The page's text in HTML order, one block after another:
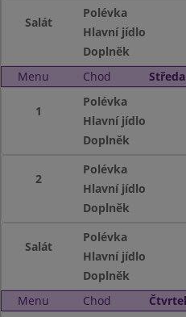
Salát
Polévka
Hlavní jídlo
Doplněk
Menu
Chod
1
Polévka
Hlavní jídlo
Doplněk
2
Polévka
Hlavní jídlo
Doplněk
Salát
Polévka
Hlavní jídlo
Doplněk
Menu
Chod